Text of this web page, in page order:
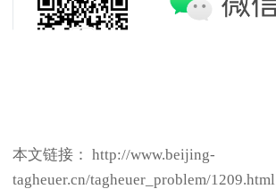
本文链接： http://www.beijing-
tagheuer.cn/tagheuer_problem/1209.html